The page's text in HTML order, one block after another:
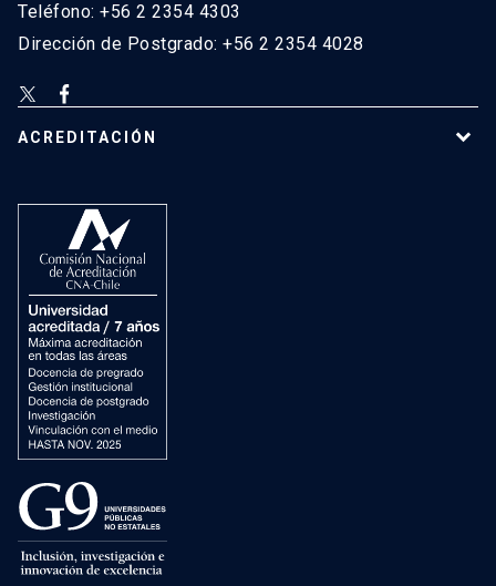
Teléfono: +56 2 2354 4303
Dirección de Postgrado: +56 2 2354 4028
ACREDITACIÓN